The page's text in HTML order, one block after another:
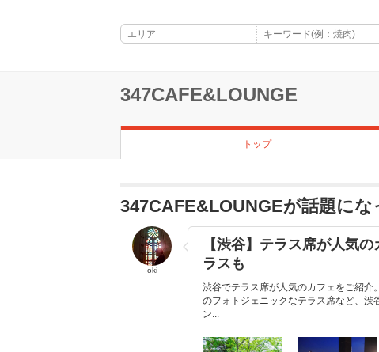
347CAFE&LOUNGE
トップ
347CAFE&LOUNGEが話題に
oki
【渋谷】テラス席が人気
ラスも
渋谷でテラス席が人気のカフェをご紹介
のフォトジェニックなテラス席など、渋
ン...